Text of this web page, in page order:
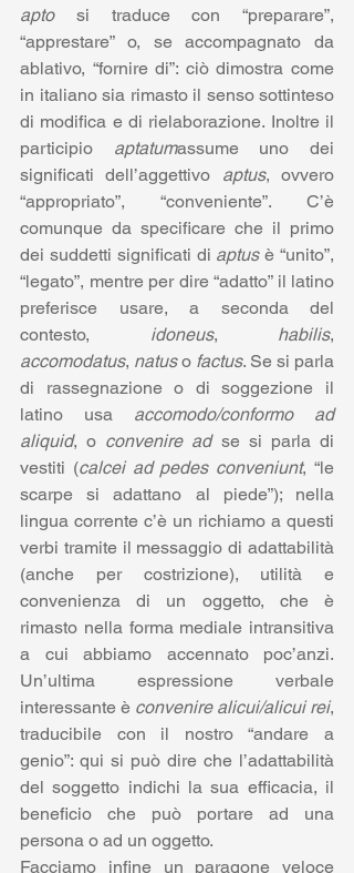
apto si traduce con “preparare”,
“apprestare” o, se accompagnato da
ablativo, “fornire di”: ciò dimostra come
in italiano sia rimasto il senso sottinteso
di modifica e di rielaborazione. Inoltre il
participio aptatumassume uno dei
significati dell’aggettivo aptus, ovvero
“appropriato”, “conveniente”. C’è
comunque da specificare che il primo
dei suddetti significati di aptus è “unito”,
“legato”, mentre per dire “adatto” il latino
preferisce usare, a seconda del
contesto, idoneus, habilis
accomodatus, natus o factus. Se si parla
di rassegnazione o di soggezione il
latino usa accomodo/conformo ad
aliquid, o convenire ad se si parla di
vestiti (calcei ad pedes conveniunt, “le
scarpe si adattano al piede”); nella
lingua corrente c’è un richiamo a questi
verbi tramite il messaggio di adattabilità
(anche per costrizione), utilità e
convenienza di un oggetto, che è
rimasto nella forma mediale intransitiva
a cui abbiamo accennato poc’anzi.
Un’ultima espressione verbale
interessante è convenire alicui/alicui rei,
traducibile con il nostro “andare a
genio”: qui si può dire che l’adattabilità
del soggetto indichi la sua efficacia, il
beneficio che può portare ad una
persona o ad un oggetto.
Facciamo infine un paragone veloce